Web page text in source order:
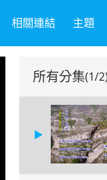
相關連結 主題
所有分集(1/